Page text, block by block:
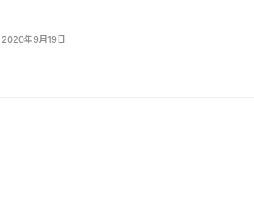
2020年9月19日